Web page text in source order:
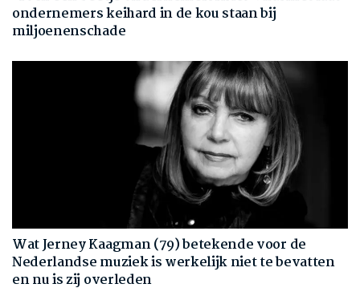
ondernemers keihard in de kou staan bij
miljoenenschade
Wat Jerney Kaagman (79) betekende voor de
Nederlandse muziek is werkelijk niet te bevatten
en nu is zij overleden